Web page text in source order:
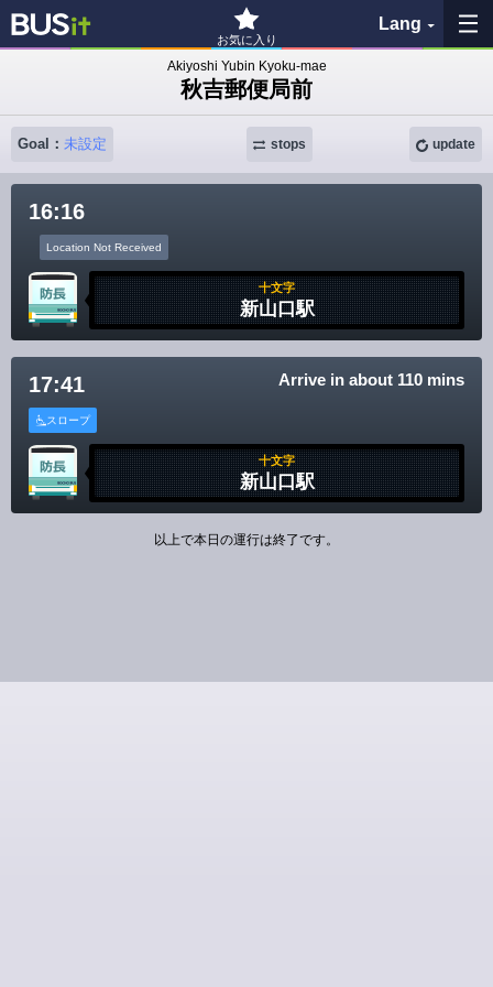
お気に入り
Lang
My Favorites
History
各バス会社リンク先
Disclaimer
Akiyoshi Yubin Kyoku-mae
秋吉郵便局前
Goal： 未設定 update
stops
16:16
Location Not Received
十文字
新山口駅
17:41 Arrive in about 110 mins
スロープ
十文字
新山口駅
以上で本日の運行は終了です。